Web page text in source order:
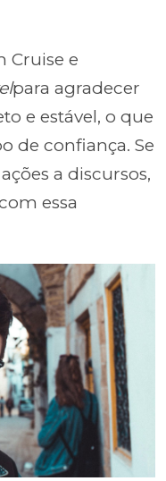
Cruise e
para agradecer
e estável, o que
de confiança. Se
a discursos,
essa